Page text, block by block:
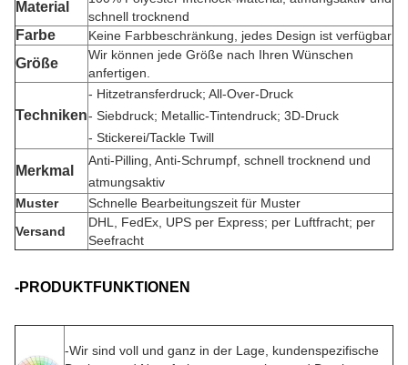
Material
schnell trocknend
Farbe Keine Farbbeschränkung, jedes Design ist verfügbar
Größe
Wir können jede Größe nach Ihren Wünschen
anfertigen.
Techniken
- Hitzetransferdruck; All-Over-Druck
- Siebdruck; Metallic-Tintendruck; 3D-Druck
- Stickerei/Tackle Twill
Merkmal
Anti-Pilling, Anti-Schrumpf, schnell trocknend und
atmungsaktiv
Muster
Schnelle Bearbeitungszeit für Muster
Versand
DHL, FedEx, UPS per Express; per Luftfracht; per
Seefracht
-PRODUKTFUNKTIONEN
-Wir sind voll und ganz in der Lage, kundenspezifische